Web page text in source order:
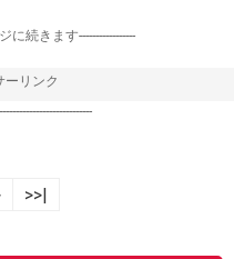
に続きます-----------------
ーリンク
>>|